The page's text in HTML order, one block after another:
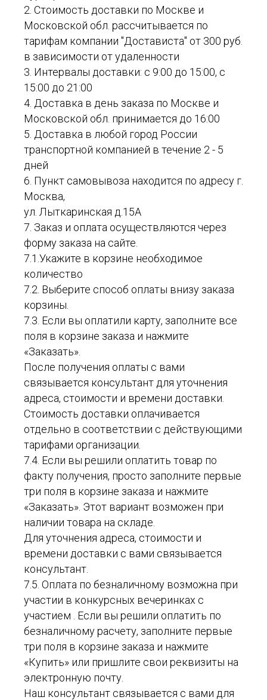
2. Стоимость доставки по Москве и
Московской обл. рассчитывается по
тарифам компании "Достависта" от 300 руб.
в зависимости от удаленности
3. Интервалы доставки: с 9:00 до 15:00, с
15:00 до 21:00
4. Доставка в день заказа по Москве и
Московской обл. принимается до 16:00
5. Доставка в любой город России
транспортной компанией в течение 2 - 5
дней
6. Пункт самовывоза находится по адресу г.
Москва,
ул. Лыткаринская д.15А
7. Заказ и оплата осуществляются через
форму заказа на сайте.
7.1.Укажите в корзине необходимое
количество
7.2. Выберите способ оплаты внизу заказа
корзины.
7.3. Если вы оплатили карту, заполните все
поля в корзине заказа и нажмите
«Заказать».
После получения оплаты с вами
связывается консультант для уточнения
адреса, стоимости и времени доставки.
Стоимость доставки оплачивается
отдельно в соответствии с действующими
тарифами организации.
7.4. Если вы решили оплатить товар по
факту получения, просто заполните первые
три поля в корзине заказа и нажмите
«Заказать». Этот вариант возможен при
наличии товара на складе.
Для уточнения адреса, стоимости и
времени доставки с вами связывается
консультант.
7.5. Оплата по безналичному возможна при
участии в конкурсных вечеринках с
участием . Если вы решили оплатить по
безналичному расчету, заполните первые
три поля в корзине заказа и нажмите
«Купить» или пришлите свои реквизиты на
электронную почту.
Наш консультант связывается с вами для